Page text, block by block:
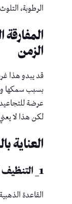
الرطوبة،
الزمن
قد يبدو هذا
بسبب سمكها
عرضة
لكن هذا لا يعني
العناية
1_ التنظيف الذكي
القاعدة